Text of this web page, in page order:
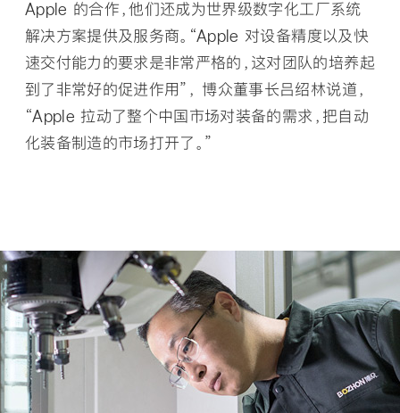
Apple 的合作，他们还成为世界级数字化工厂系统
解决方案提供及服务商。“Apple 对设备精度以及快
速交付能力的要求是非常严格的，这对团队的培养起
到了非常好的促进作用”， 博众董事长吕绍林说道，
“Apple 拉动了整个中国市场对装备的需求，把自动
化装备制造的市场打开了。”